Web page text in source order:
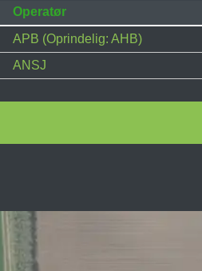
Operatør
APB (Oprindelig: AHB)
ANSJ